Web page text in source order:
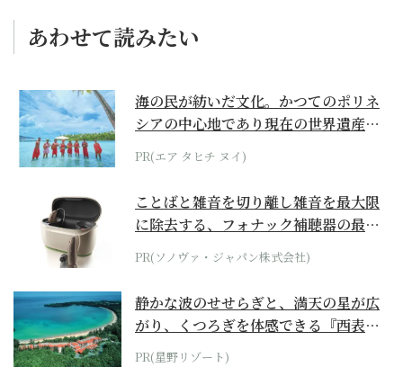
あわせて読みたい
海の民が紡いだ文化。かつてのポリネ
シアの中心地であり現在の世界遺産か
らみえてくる...
PR(エア タヒチ ヌイ)
ことばと雑音を切り離し雑音を最大限
に除去する、フォナック補聴器の最上
位モデル
PR(ソノヴァ・ジャパン株式会社)
静かな波のせせらぎと、満天の星が広
がり、くつろぎを体感できる『西表島
ホテル by...
PR(星野リゾート)